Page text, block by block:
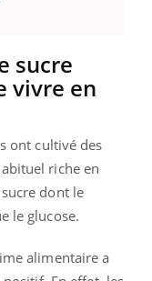
sucre
vivre en
ont cultivé des
riche en
dont le
le glucose.
alimentaire a